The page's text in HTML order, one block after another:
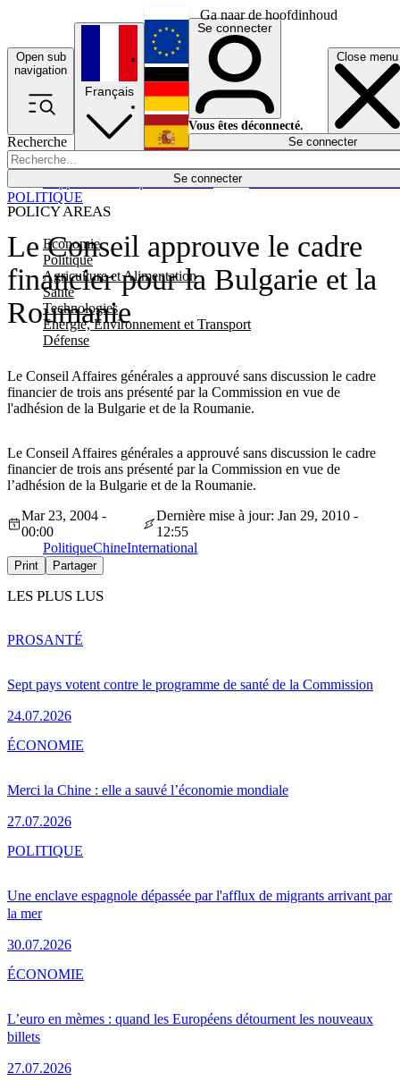
Ga naar de hoofdinhoud
Open sub
navigation
Close menu
Recherche
Se connecter
POLICY AREAS
Economie
Politique
Agriculture et Alimentation
Santé
Technologies
Energie, Environnement et Transport
Défense
Économie
Français
English
Deutsch
Español
Se connecter
Vous êtes déconnecté.
Se connecter
Le Conseil approuve le cadre
financier pour la Bulgarie et la
Roumanie
Le Conseil Affaires générales a approuvé sans discussion le cadre
financier de trois ans présenté par la Commission en vue de
l'adhésion de la Bulgarie et de la Roumanie.
POLITIQUE
Le Conseil Affaires générales a approuvé sans discussion le cadre
financier de trois ans présenté par la Commission en vue de
l’adhésion de la Bulgarie et de la Roumanie.
Mar 23, 2004 -
00:00
Dernière mise à jour: Jan 29, 2010 -
12:55
PolitiqueChineInternational
Print Partager
LES PLUS LUS
Sept pays votent contre le programme de santé de la Commission
24.07.2026
PROSANTÉ
Merci la Chine : elle a sauvé l’économie mondiale
27.07.2026
ÉCONOMIE
Une enclave espagnole dépassée par l'afflux de migrants arrivant par
la mer
30.07.2026
POLITIQUE
L’euro en mèmes : quand les Européens détournent les nouveaux
billets
27.07.2026
ÉCONOMIE